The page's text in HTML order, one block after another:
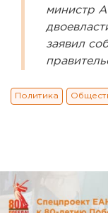
министр
заявил
Политика